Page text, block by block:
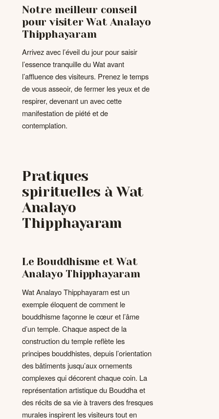
Notre meilleur conseil
pour visiter Wat Analayo
Thipphayaram
Arrivez avec l’éveil du jour pour saisir
l’essence tranquille du Wat avant
l’affluence des visiteurs. Prenez le temps
de vous asseoir, de fermer les yeux et de
respirer, devenant un avec cette
manifestation de piété et de
contemplation.
Pratiques
spirituelles à Wat
Analayo
Thipphayaram
Le Bouddhisme et Wat
Analayo Thipphayaram
Wat Analayo Thipphayaram est un
exemple éloquent de comment le
bouddhisme façonne le cœur et l’âme
d’un temple. Chaque aspect de la
construction du temple reflète les
principes bouddhistes, depuis l’orientation
des bâtiments jusqu’aux ornements
complexes qui décorent chaque coin. La
représentation artistique du Bouddha et
des récits de sa vie à travers des fresques
murales inspirent les visiteurs tout en